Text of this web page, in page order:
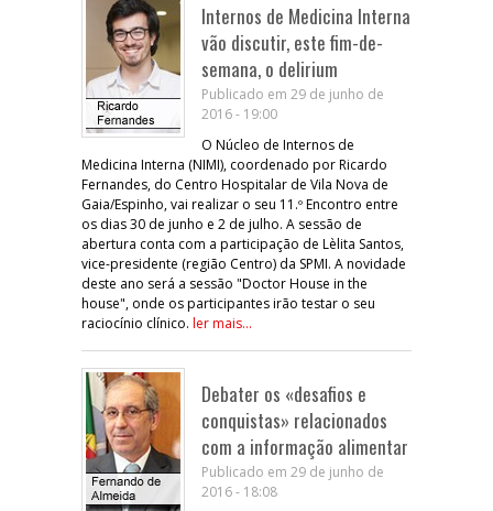
Internos de Medicina Interna
vão discutir, este fim-de-
semana, o delirium
Publicado em 29 de junho de
2016 - 19:00
O Núcleo de Internos de
Medicina Interna (NIMI), coordenado por Ricardo
Fernandes, do Centro Hospitalar de Vila Nova de
Gaia/Espinho, vai realizar o seu 11.º Encontro entre
os dias 30 de junho e 2 de julho. A sessão de
abertura conta com a participação de Lèlita Santos,
vice-presidente (região Centro) da SPMI. A novidade
deste ano será a sessão "Doctor House in the
house", onde os participantes irão testar o seu
raciocínio clínico. ler mais...
Debater os «desafios e
conquistas» relacionados
com a informação alimentar
Publicado em 29 de junho de
2016 - 18:08